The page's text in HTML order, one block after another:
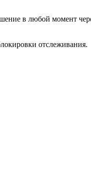
в любой момент
отслеживания.